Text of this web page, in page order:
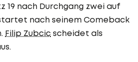
19 nach Durchgang zwei auf
nach seinem Comeback
Filip Zubcic scheidet als